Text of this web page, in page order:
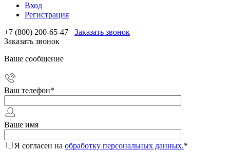
Вход
Регистрация
+7 (800) 200-65-47
Заказать звонок
Заказать звонок
Ваше сообщение
Ваш телефон*
Ваше имя
Я согласен на обработку персональных данных.*